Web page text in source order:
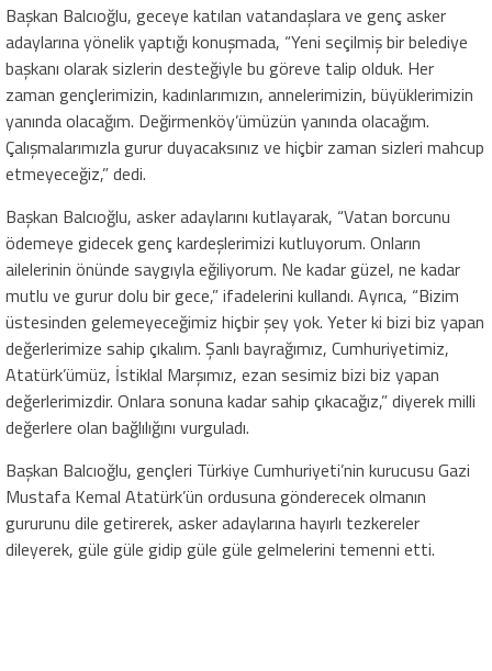
Başkan Balcıoğlu, geceye katılan vatandaşlara ve genç asker
adaylarına yönelik yaptığı konuşmada, “Yeni seçilmiş bir belediye
başkanı olarak sizlerin desteğiyle bu göreve talip olduk. Her
zaman gençlerimizin, kadınlarımızın, annelerimizin, büyüklerimizin
yanında olacağım. Değirmenköy’ümüzün yanında olacağım.
Çalışmalarımızla gurur duyacaksınız ve hiçbir zaman sizleri mahcup
etmeyeceğiz,” dedi.
Başkan Balcıoğlu, asker adaylarını kutlayarak, “Vatan borcunu
ödemeye gidecek genç kardeşlerimizi kutluyorum. Onların
ailelerinin önünde saygıyla eğiliyorum. Ne kadar güzel, ne kadar
mutlu ve gurur dolu bir gece,” ifadelerini kullandı. Ayrıca, “Bizim
üstesinden gelemeyeceğimiz hiçbir şey yok. Yeter ki bizi biz yapan
değerlerimize sahip çıkalım. Şanlı bayrağımız, Cumhuriyetimiz,
Atatürk’ümüz, İstiklal Marşımız, ezan sesimiz bizi biz yapan
değerlerimizdir. Onlara sonuna kadar sahip çıkacağız,” diyerek milli
değerlere olan bağlılığını vurguladı.
Başkan Balcıoğlu, gençleri Türkiye Cumhuriyeti’nin kurucusu Gazi
Mustafa Kemal Atatürk’ün ordusuna gönderecek olmanın
gururunu dile getirerek, asker adaylarına hayırlı tezkereler
dileyerek, güle güle gidip güle güle gelmelerini temenni etti.